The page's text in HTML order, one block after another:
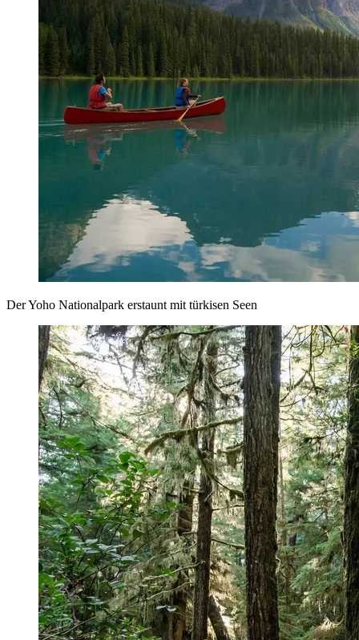
Der Yoho Nationalpark erstaunt mit türkisen Seen